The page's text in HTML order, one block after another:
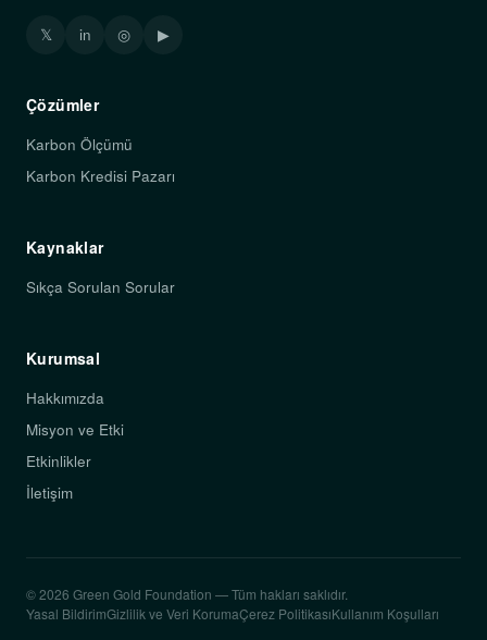
𝕏 in ◎ ▶
Çözümler
Karbon Ölçümü
Karbon Kredisi Pazarı
Kaynaklar
Sıkça Sorulan Sorular
Kurumsal
Hakkımızda
Misyon ve Etki
Etkinlikler
İletişim
© 2026 Green Gold Foundation — Tüm hakları saklıdır.
Yasal BildirimGizlilik ve Veri KorumaÇerez PolitikasıKullanım Koşulları